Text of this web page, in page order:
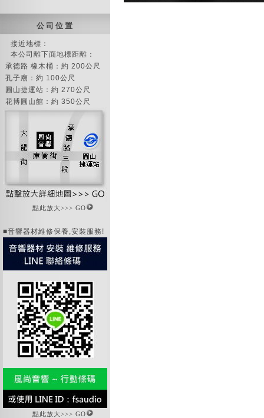
公 司 位 置
接近地標：
本公司離下面地標距離：
承德路 橡木桶：約 200公尺
孔子廟：約 100公尺
圓山捷運站：約 270公尺
花博圓山館：約 350公尺
點此放大>>> GO
■音響器材維修保養,安裝服務!
點此放大>>> GO